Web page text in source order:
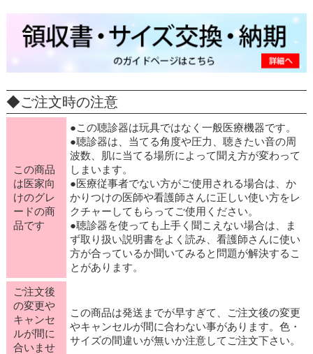
◆ご注文時の注意
この商品
は医家向
けのグレ
ードの商
品です
●この聴診器は玩具ではなく一般医療機器です。
●聴診器は、当てる角度や圧力、聴きたい音の周
波数、肌に当てる場所によって聞え方が変わって
しまいます。
●医療従事者でない方がご使用される場合は、か
かりつけの医師や看護師さんに正しい使い方をレ
クチャーしてもらってご使用ください。
●聴診器を使っても上手く聞こえない場合は、ま
ず取り扱い説明書をよく読み、看護師さんに使い
方が合っているか聞いてみると問題が解決するこ
とがあります。
ご注文後
の変更や
キャンセ
ルが間に
合いませ
この商品は発送までが早すぎて、ご注文後の変更
やキャンセルが間に合わない事があります。色・
サイズの間違いが無いか注意してご注文下さい。